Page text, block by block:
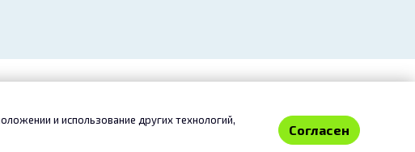
и использование других технологий,
Согласен